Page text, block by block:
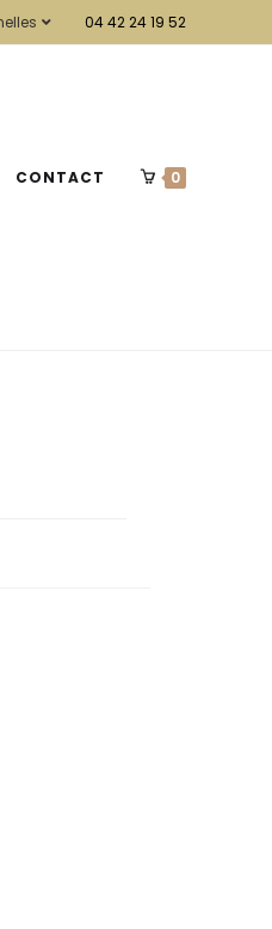
04 42 24 19 52
CONTACT 0